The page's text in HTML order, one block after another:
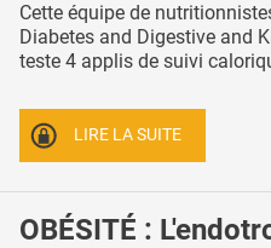
Cette équipe de
Diabetes and Digestive and
teste 4 applis de suivi
LIRE LA SUITE
OBÉSITÉ :